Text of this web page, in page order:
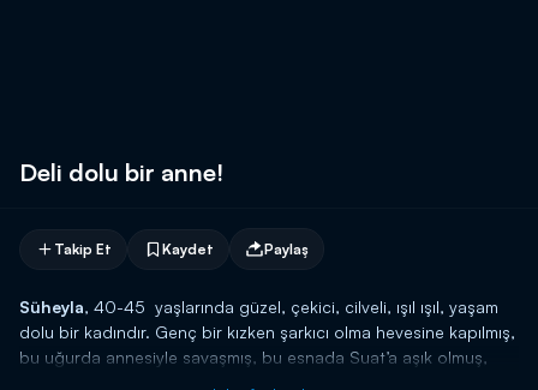
Deli dolu bir anne!
Takip Et Kaydet Paylaş
Süheyla, 40-45 yaşlarında güzel, çekici, cilveli, ışıl ışıl, yaşam
dolu bir kadındır. Genç bir kızken şarkıcı olma hevesine kapılmış,
bu uğurda annesiyle savaşmış, bu esnada Suat’a aşık olmuş,